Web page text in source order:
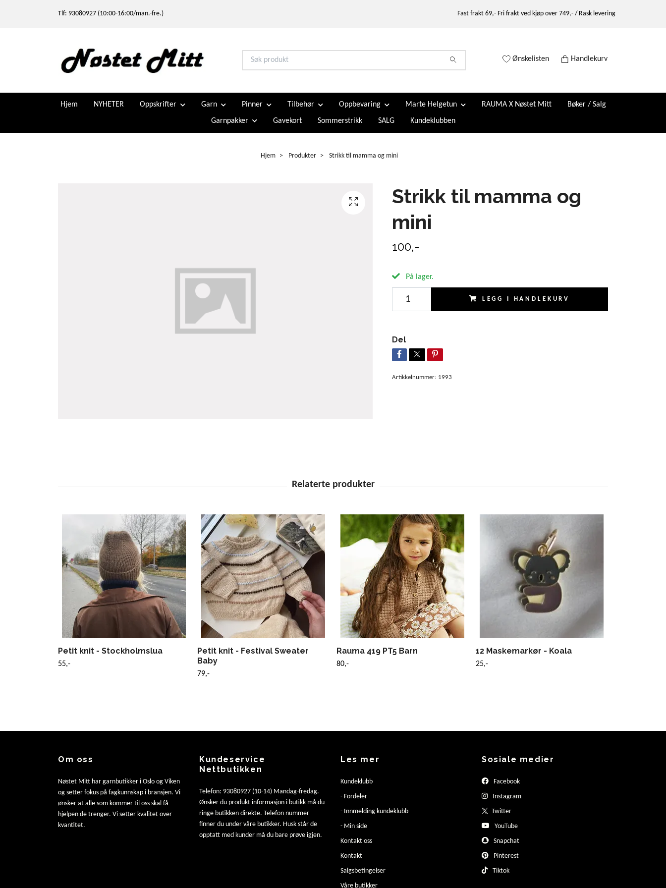
Tlf: 93080927 (10:00-16:00/man.-fre.) Fast frakt 69,- Fri frakt ved kjøp over 749,- / Rask levering
Ønskelisten Handlekurv
Hjem NYHETER Oppskrifter Garn Pinner Tilbehør Oppbevaring Marte Helgetun RAUMA X Nøstet Mitt Bøker / Salg
Garnpakker Gavekort Sommerstrikk SALG Kundeklubben
Hjem Produkter Strikk til mamma og mini
Strikk til mamma og
mini
100,-
På lager.
LEGG I HANDLEKURV
Del
Artikkelnummer: 1993
Petit knit - Stockholmslua
55,-
Petit knit - Festival Sweater
Baby
79,-
Rauma 419 PT5 Barn
80,-
12 Maskemarkør - Koala
25,-
Om oss
Nøstet Mitt har garnbutikker i Oslo og Viken
og setter fokus på fagkunnskap i bransjen. Vi
ønsker at alle som kommer til oss skal få
hjelpen de trenger. Vi setter kvalitet over
kvantitet.
Kundeservice
Nettbutikken
Telefon: 93080927 (10-14) Mandag-fredag.
Ønsker du produkt informasjon i butikk må du
ringe butikken direkte. Telefon nummer
finner du under våre butikker. Husk står de
opptatt med kunder må du bare prøve igjen.
Les mer
Kundeklubb
- Fordeler
- Innmelding kundeklubb
- Min side
Kontakt oss
Kontakt
Salgsbetingelser
Våre butikker
Sosiale medier
Facebook
Instagram
Twitter
YouTube
Snapchat
Pinterest
Tiktok